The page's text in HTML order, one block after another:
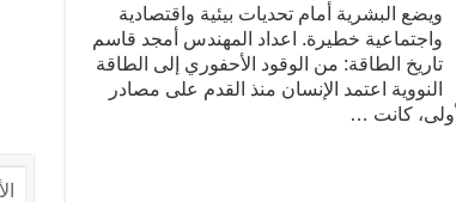
ويضع البشرية أمام تحديات بيئية واقتصادية
واجتماعية خطيرة. اعداد المهندس أمجد قاسم
تاريخ الطاقة: من الوقود الأحفوري إلى الطاقة
النووية اعتمد الإنسان منذ القدم على مصادر
كانت …